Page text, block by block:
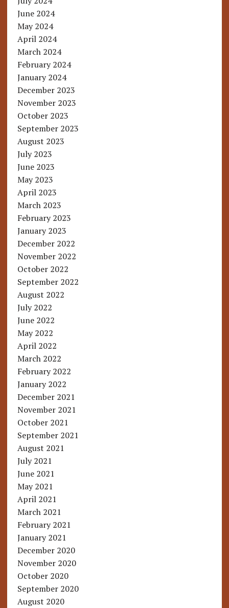
June 2024
May 2024
April 2024
March 2024
February 2024
January 2024
December 2023
November 2023
October 2023
September 2023
August 2023
July 2023
June 2023
May 2023
April 2023
March 2023
February 2023
January 2023
December 2022
November 2022
October 2022
September 2022
August 2022
July 2022
June 2022
May 2022
April 2022
March 2022
February 2022
January 2022
December 2021
November 2021
October 2021
September 2021
August 2021
July 2021
June 2021
May 2021
April 2021
March 2021
February 2021
January 2021
December 2020
November 2020
October 2020
September 2020
August 2020